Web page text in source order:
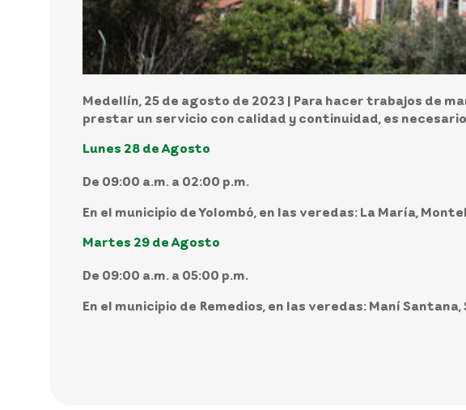
Medellín, 25 de agosto de 2023 | Para hacer trabajos de
prestar un servicio con calidad y continuidad, es
Lunes 28 de Agosto
De 09:00 a.m. a 02:00 p.m.
En el municipio de Yolombó, en las veredas: La María,
Martes 29 de Agosto
De 09:00 a.m. a 05:00 p.m.
En el municipio de Remedios, en las veredas: Maní